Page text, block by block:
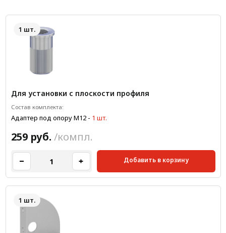
1 шт.
Для установки с плоскости профиля
Состав комплекта:
Адаптер под опору М12- 1 шт.
259 руб. /компл.
Добавить в корзину
1 шт.